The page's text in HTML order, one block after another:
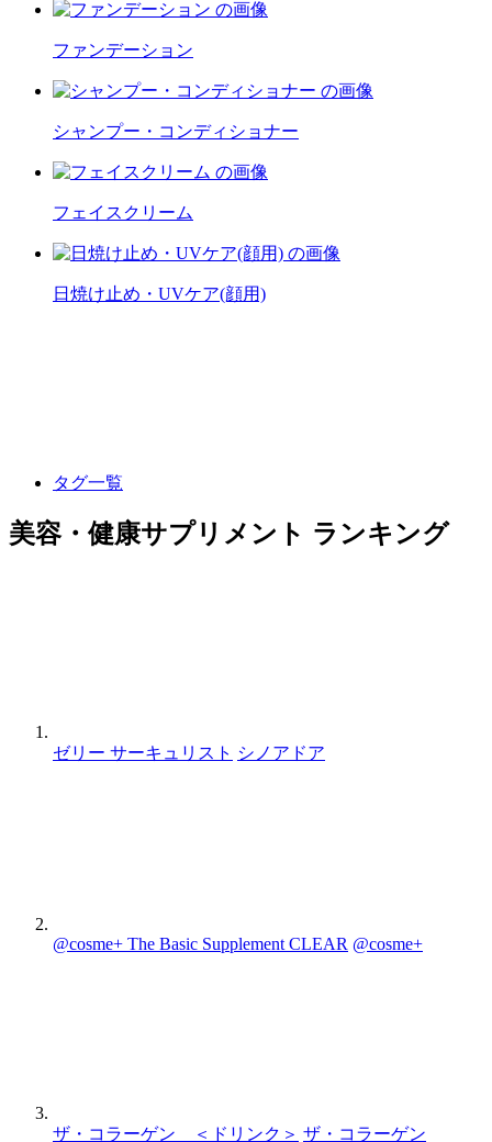
ファンデーション
シャンプー・コンディショナー
フェイスクリーム
日焼け止め・UVケア(顔用)
タグ一覧
美容・健康サプリメント ランキング
ゼリー サーキュリスト シノアドア
@cosme+ The Basic Supplement CLEAR @cosme+
ザ・コラーゲン ＜ドリンク＞ ザ・コラーゲン